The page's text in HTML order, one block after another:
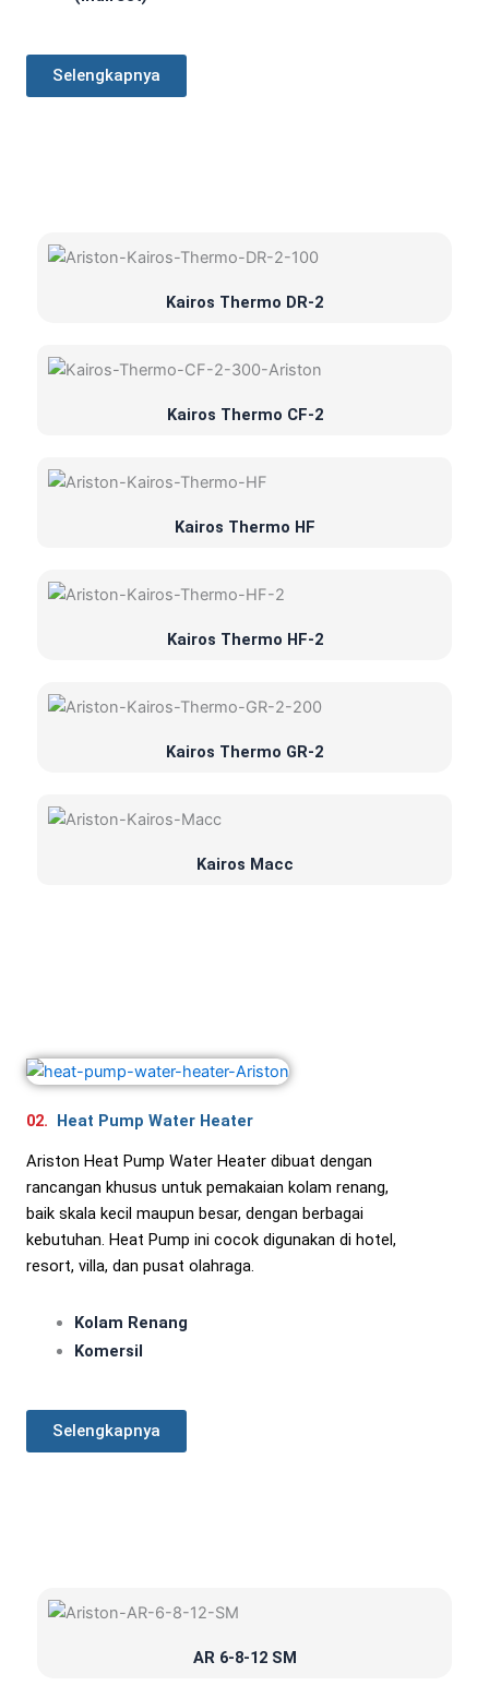
Selengkapnya
Kairos Thermo DR-2
Kairos Thermo CF-2
Kairos Thermo HF
Kairos Thermo HF-2
Kairos Thermo GR-2
Kairos Macc
02. Heat Pump Water Heater
Ariston Heat Pump Water Heater dibuat dengan
rancangan khusus untuk pemakaian kolam renang,
baik skala kecil maupun besar, dengan berbagai
kebutuhan. Heat Pump ini cocok digunakan di hotel,
resort, villa, dan pusat olahraga.
Kolam Renang
Komersil
Selengkapnya
AR 6-8-12 SM